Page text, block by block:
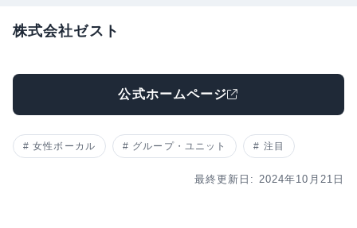
株式会社ゼスト
公式ホームページ
女性ボーカル グループ・ユニット 注目
最終更新日: 2024年10月21日